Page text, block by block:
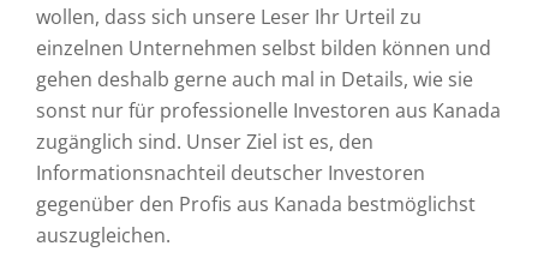
wollen, dass sich unsere Leser Ihr Urteil zu
einzelnen Unternehmen selbst bilden können und
gehen deshalb gerne auch mal in Details, wie sie
sonst nur für professionelle Investoren aus Kanada
zugänglich sind. Unser Ziel ist es, den
Informationsnachteil deutscher Investoren
gegenüber den Profis aus Kanada bestmöglichst
auszugleichen.